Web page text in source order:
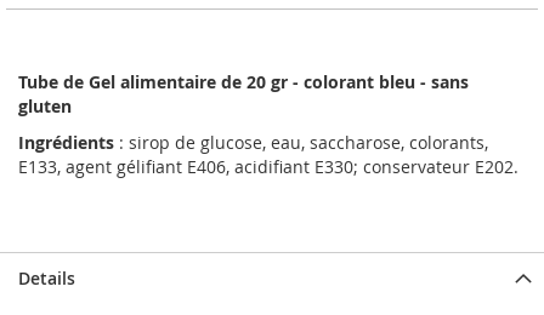
Tube de Gel alimentaire de 20 gr - colorant bleu - sans
gluten
Ingrédients : sirop de glucose, eau, saccharose, colorants,
E133, agent gélifiant E406, acidifiant E330; conservateur E202.
Details